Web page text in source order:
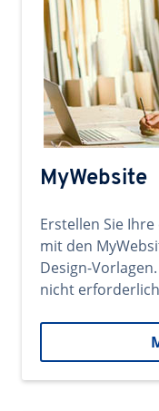
MyWebsite
Erstellen Sie
mit den
Design-
nicht